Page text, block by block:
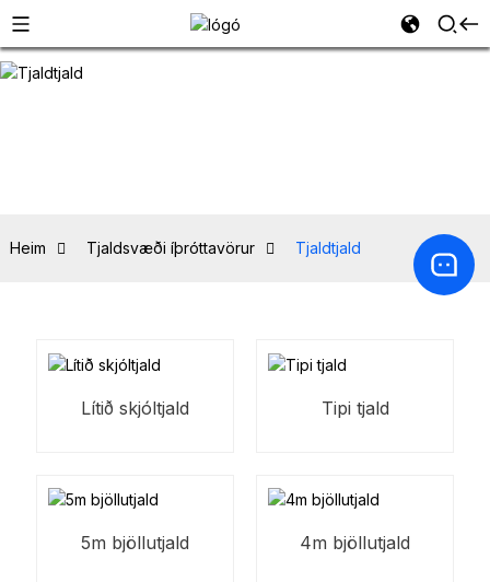
Heim Tjaldsvæði íþróttavörur Tjaldtjald
Lítið skjóltjald Tipi tjald
5m bjöllutjald 4m bjöllutjald